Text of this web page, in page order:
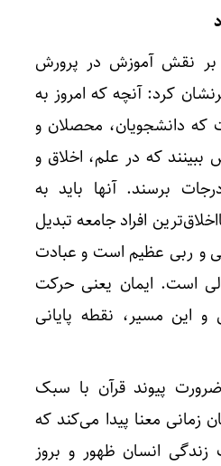
بر نقش آموزش در پرورش
کرد: آنچه که امروز به
که دانشجویان، محصلان و
ببینند که در علم، اخلاق و
برسند. آنها باید به
افراد جامعه تبدیل
و ربی عظیم است و عبادت
است. ایمان یعنی حرکت
این مسیر، نقطه پایانی
پیوند قرآن با سبک
زمانی معنا پیدا می‌کند که
انسان ظهور و بروز